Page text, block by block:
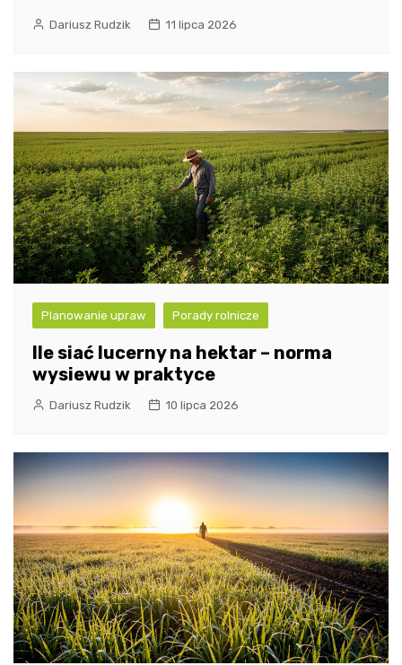
Dariusz Rudzik 11 lipca 2026
Planowanie upraw Porady rolnicze
Ile siać lucerny na hektar – norma
wysiewu w praktyce
Dariusz Rudzik 10 lipca 2026